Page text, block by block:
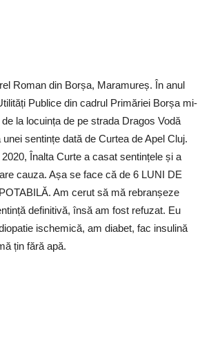
Roman din Borșa, Maramureș. În anul
Publice din cadrul Primăriei Borșa mi-
la locuința de pe strada Dragos Vodă
sentințe dată de Curtea de Apel Cluj.
Înalta Curte a casat sentințele și a
cauza. Așa se face că de 6 LUNI DE
Am cerut să mă rebranșeze
definitivă, însă am fost refuzat. Eu
ischemică, am diabet, fac insulină
țin fără apă.